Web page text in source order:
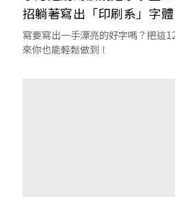
招躺著寫出「印刷系」字體
寫要寫出一手漂亮的好字嗎？把這
來你也能輕鬆做到！